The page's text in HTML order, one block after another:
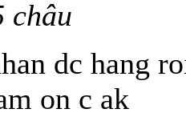
châu
dc hang
on c ak